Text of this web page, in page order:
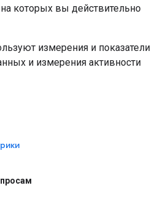
которых вы действительно
измерения и показатели
и измерения активности